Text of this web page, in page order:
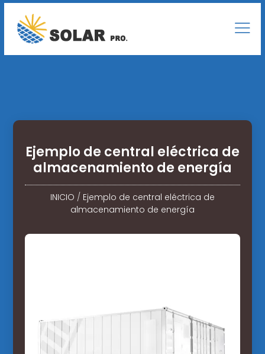
Ejemplo de central eléctrica de
almacenamiento de energía
INICIO / Ejemplo de central eléctrica de
almacenamiento de energía